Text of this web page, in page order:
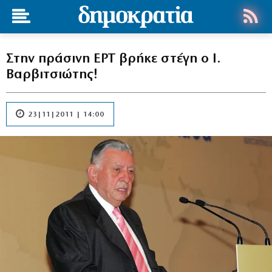
Στην πράσινη ΕΡΤ βρήκε στέγη ο Ι.
Βαρβιτσιώτης!
23|11|2011 | 14:00